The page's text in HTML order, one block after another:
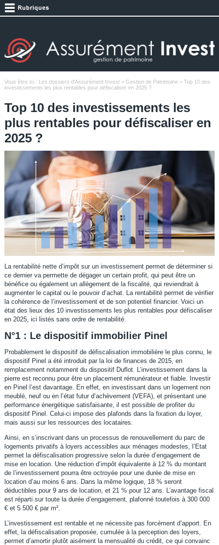
Vous êtes ici : Les dossiers d'Assurément Invest> Gestion de Patrimoine> Top 10 des
investissements les plus rentables pour défiscaliser en 2025 ?
Top 10 des investissements les
plus rentables pour défiscaliser en
2025 ?
La rentabilité nette d’impôt sur un investissement permet de déterminer si
ce dernier va permette de dégager un certain profit, qui peut être un
bénéfice ou également un allègement de la fiscalité, qui reviendrait à
augmenter le capital ou le pouvoir d’achat. La rentabilité permet de vérifier
la cohérence de l’investissement et de son potentiel financier. Voici un
état des lieux des 10 investissements les plus rentables pour défiscaliser
en 2025, ici listés sans ordre de rentabilité.
N°1 : Le dispositif immobilier Pinel
Probablement le dispositif de défiscalisation immobilière le plus connu, le
dispositif Pinel a été introduit par la loi de finances de 2015, en
remplacement notamment du dispositif Duflot. L’investissement dans la
pierre est reconnu pour être un placement rémunérateur et fiable. Investir
en Pinel l’est davantage. En effet, en investissant dans un logement non
meublé, neuf ou en l’état futur d’achèvement (VEFA), et présentant une
performance énergétique satisfaisante, il est possible de profiter du
dispositif Pinel. Celui-ci impose des plafonds dans la fixation du loyer,
mais aussi sur les ressources des locataires.
Ainsi, en s’inscrivant dans un processus de renouvellement du parc de
logements privatifs à loyers accessibles aux ménages modestes, l’Etat
permet la défiscalisation progressive selon la durée d’engagement de
mise en location. Une réduction d’impôt équivalente à 12 % du montant
de l’investissement pourra être octroyée pour une durée de mise en
location d’au moins 6 ans. Dans la même logique, 18 % seront
déductibles pour 9 ans de location, et 21 % pour 12 ans. L’avantage fiscal
est réparti sur toute la durée d’engagement, plafonné toutefois à 300 000
€ et 5 500 € par m².
L’investissement est rentable et ne nécessite pas forcément d’apport. En
effet, la défiscalisation proposée, cumulée à la perception des loyers,
permet d’amortir plutôt aisément la mensualité du crédit, ce qui convainc